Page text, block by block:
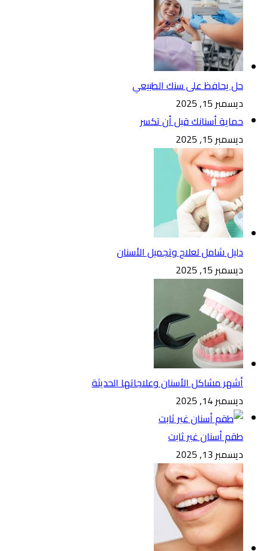
حل يحافظ على سنك الطبيعي
ديسمبر 15, 2025
حماية أسنانك قبل أن تكسر
ديسمبر 15, 2025
دليل شامل لعلاج وتجميل الأسنان
ديسمبر 15, 2025
أشهر مشاكل الأسنان وعلاجاتها الحديثة
ديسمبر 14, 2025
طقم أسنان غير ثابت
ديسمبر 13, 2025